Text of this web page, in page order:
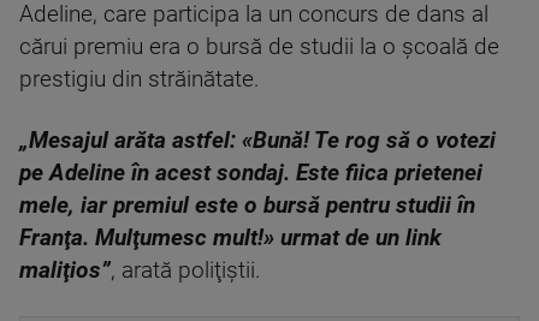
Adeline, care participa la un concurs de dans al
cărui premiu era o bursă de studii la o şcoală de
prestigiu din străinătate.
„Mesajul arăta astfel: «Bună! Te rog să o votezi
pe Adeline în acest sondaj. Este fiica prietenei
mele, iar premiul este o bursă pentru studii în
Franţa. Mulţumesc mult!» urmat de un link
maliţios”, arată poliţiştii.